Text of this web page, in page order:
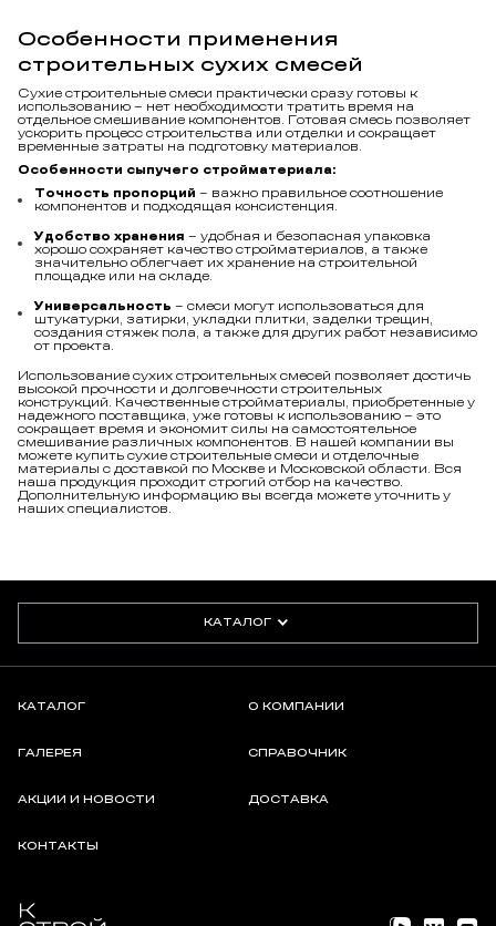
Особенности применения
строительных сухих смесей
Сухие строительные смеси практически сразу готовы к
использованию – нет необходимости тратить время на
отдельное смешивание компонентов. Готовая смесь позволяет
ускорить процесс строительства или отделки и сокращает
временные затраты на подготовку материалов.
Особенности сыпучего стройматериала:
Точность пропорций – важно правильное соотношение
компонентов и подходящая консистенция.
Удобство хранения – удобная и безопасная упаковка
хорошо сохраняет качество стройматериалов, а также
значительно облегчает их хранение на строительной
площадке или на складе.
Универсальность – смеси могут использоваться для
штукатурки, затирки, укладки плитки, заделки трещин,
создания стяжек пола, а также для других работ независимо
от проекта.
Использование сухих строительных смесей позволяет достичь
высокой прочности и долговечности строительных
конструкций. Качественные стройматериалы, приобретенные у
надежного поставщика, уже готовы к использованию – это
сокращает время и экономит силы на самостоятельное
смешивание различных компонентов. В нашей компании вы
можете купить сухие строительные смеси и отделочные
материалы с доставкой по Москве и Московской области. Вся
наша продукция проходит строгий отбор на качество.
Дополнительную информацию вы всегда можете уточнить у
наших специалистов.
КАТАЛОГ
КАТАЛОГ О КОМПАНИИ
ГАЛЕРЕЯ СПРАВОЧНИК
АКЦИИ И НОВОСТИ ДОСТАВКА
КОНТАКТЫ